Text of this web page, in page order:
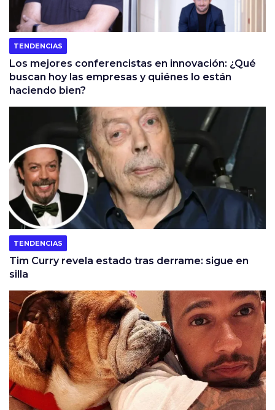
TENDENCIAS
Los mejores conferencistas en innovación: ¿Qué
buscan hoy las empresas y quiénes lo están
haciendo bien?
TENDENCIAS
Tim Curry revela estado tras derrame: sigue en
silla